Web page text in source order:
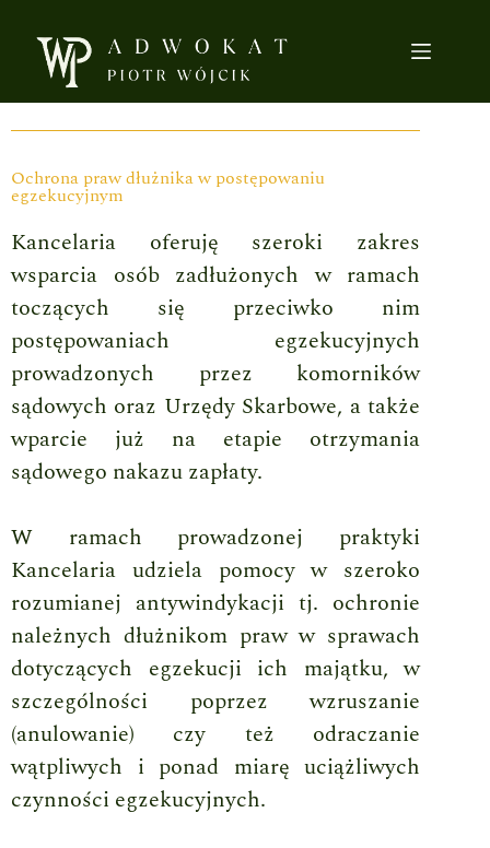
Ochrona praw dłużnika w postępowaniu
egzekucyjnym
Kancelaria oferuję szeroki zakres
wsparcia osób zadłużonych w ramach
toczących się przeciwko nim
postępowaniach egzekucyjnych
prowadzonych przez komorników
sądowych oraz Urzędy Skarbowe, a także
wparcie już na etapie otrzymania
sądowego nakazu zapłaty.
W ramach prowadzonej praktyki
Kancelaria udziela pomocy w szeroko
rozumianej antywindykacji tj. ochronie
należnych dłużnikom praw w sprawach
dotyczących egzekucji ich majątku, w
szczególności poprzez wzruszanie
(anulowanie) czy też odraczanie
wątpliwych i ponad miarę uciążliwych
czynności egzekucyjnych.